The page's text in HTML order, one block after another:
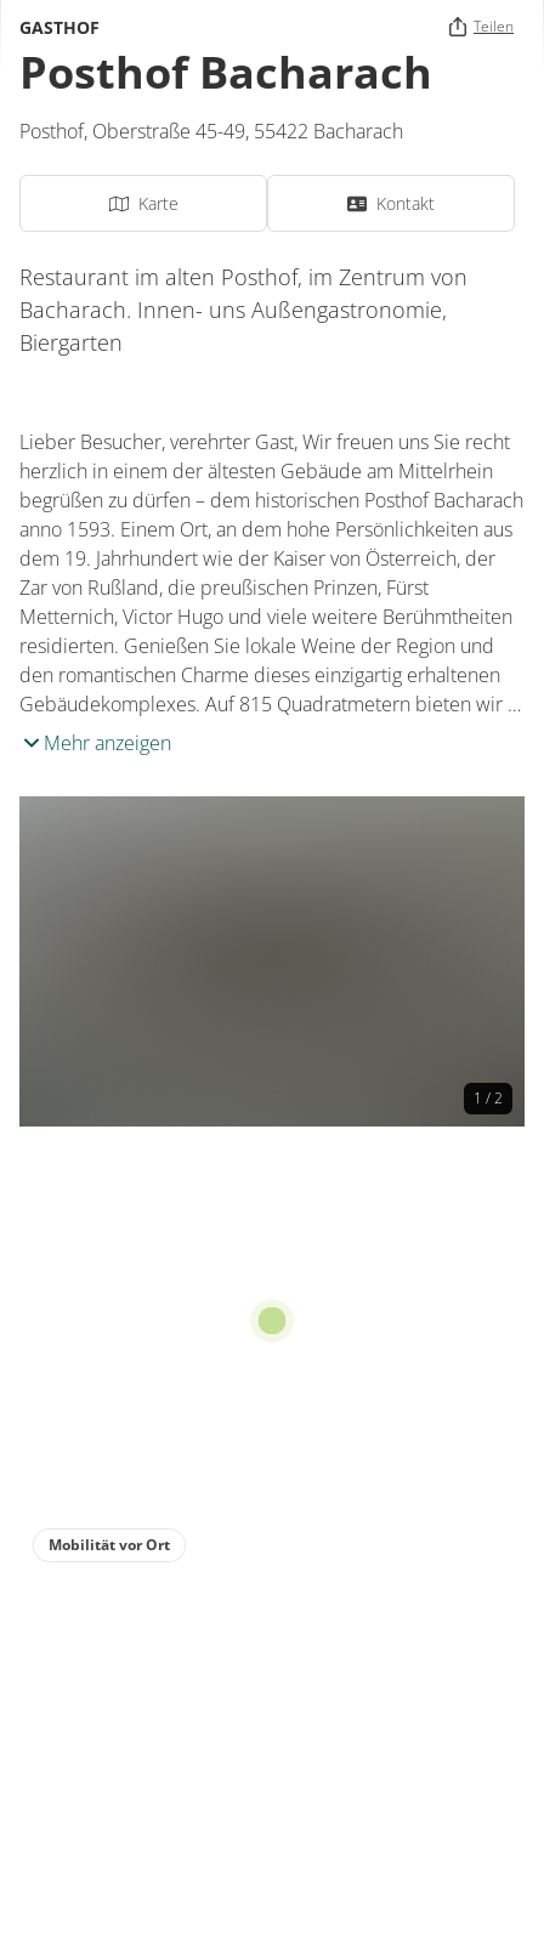
GASTHOF Teilen
Posthof Bacharach
Posthof, Oberstraße 45-49, 55422 Bacharach
Karte Kontakt
Restaurant im alten Posthof, im Zentrum von
Bacharach. Innen- uns Außengastronomie,
Biergarten
Lieber Besucher, verehrter Gast, Wir freuen uns Sie recht
herzlich in einem der ältesten Gebäude am Mittelrhein
begrüßen zu dürfen – dem historischen Posthof Bacharach
anno 1593. Einem Ort, an dem hohe Persönlichkeiten aus
dem 19. Jahrhundert wie der Kaiser von Österreich, der
Zar von Rußland, die preußischen Prinzen, Fürst
Metternich, Victor Hugo und viele weitere Berühmtheiten
residierten. Genießen Sie lokale Weine der Region und
den romantischen Charme dieses einzigartig erhaltenen
Gebäudekomplexes. Auf 815 Quadratmetern bieten wir …
Mehr anzeigen
1 / 2
Mobilität vor Ort